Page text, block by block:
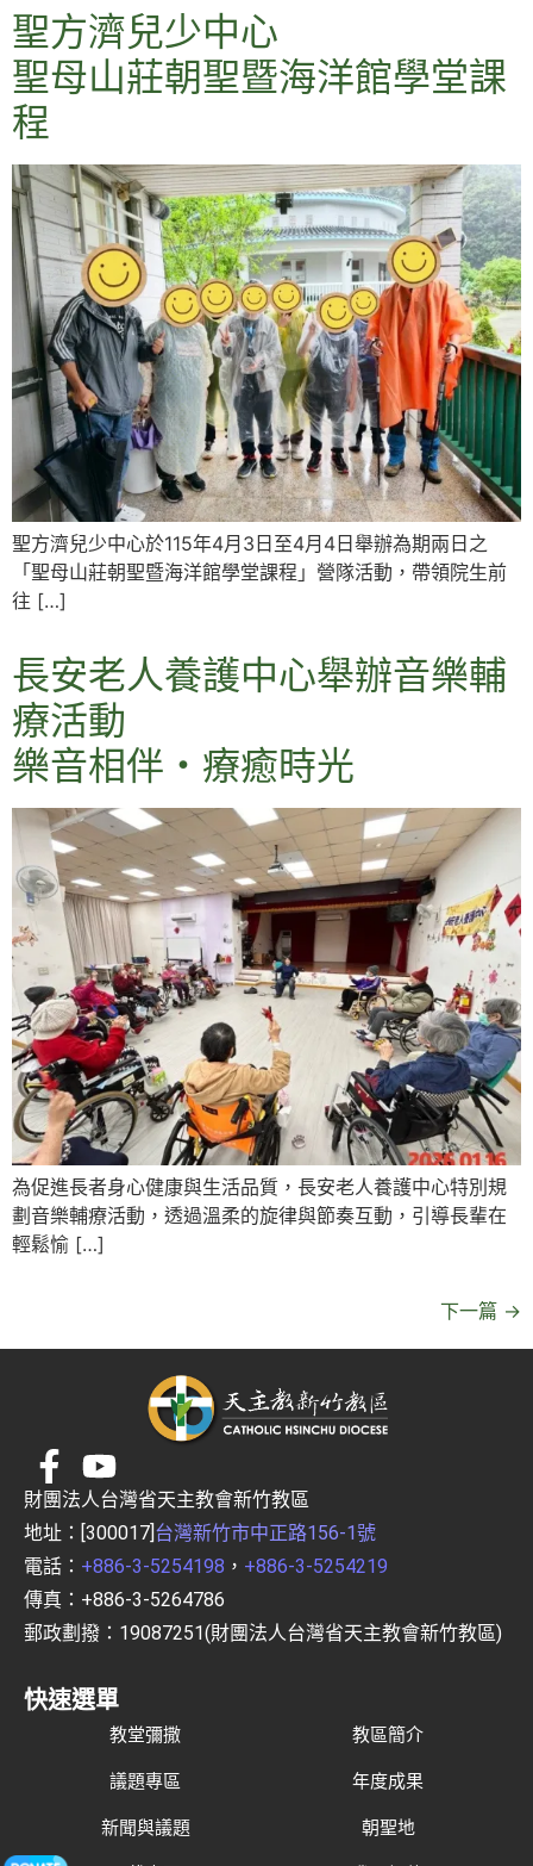
聖方濟兒少中心
聖母山莊朝聖暨海洋館學堂課
程
聖方濟兒少中心於115年4月3日至4月4日舉辦為期兩日之
「聖母山莊朝聖暨海洋館學堂課程」營隊活動，帶領院生前
往 […]
長安老人養護中心舉辦音樂輔
療活動
樂音相伴・療癒時光
為促進長者身心健康與生活品質，長安老人養護中心特別規
劃音樂輔療活動，透過溫柔的旋律與節奏互動，引導長輩在
輕鬆愉 […]
下一篇 →
財團法人台灣省天主教會新竹教區
地址：[300017] 台灣新竹市中正路156-1號
電話： +886-3-5254198 ， +886-3-5254219
傳真：+886-3-5264786
郵政劃撥：19087251(財團法人台灣省天主教會新竹教區)
快速選單
教堂彌撒 教區簡介
議題專區 年度成果
新聞與議題 朝聖地